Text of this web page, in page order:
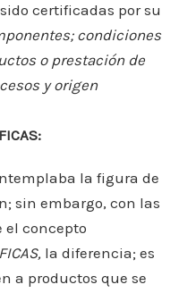
certificadas por su
condiciones
o prestación de
y origen
la figura de
sin embargo, con las
el concepto
la diferencia; es
a productos que se